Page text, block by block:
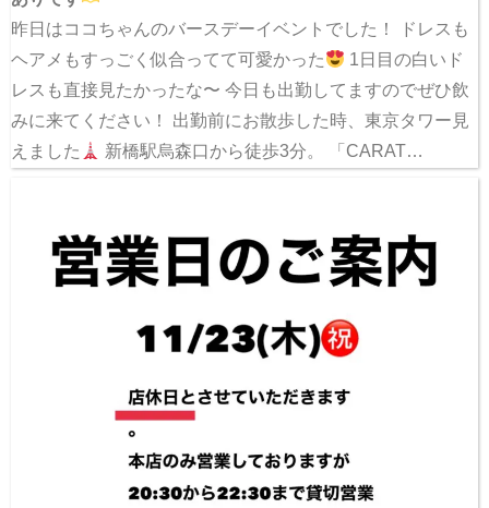
昨日はココちゃんのバースデーイベントでした！ ドレスも
ヘアメもすっごく似合ってて可愛かった
1日目の白いド
レスも直接見たかったな〜 今日も出勤してますのでぜひ飲
みに来てください！ 出勤前にお散歩した時、東京タワー見
えました
新橋駅烏森口から徒歩3分。 「CARAT…